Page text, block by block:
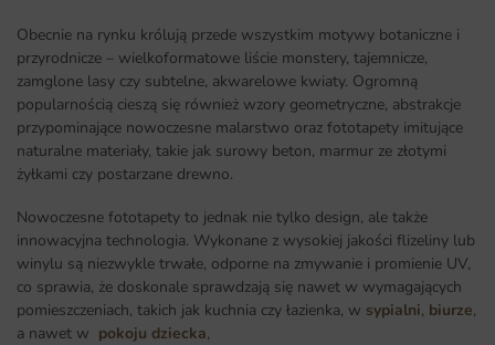
Obecnie na rynku królują przede wszystkim motywy botaniczne i
przyrodnicze – wielkoformatowe liście monstery, tajemnicze,
zamglone lasy czy subtelne, akwarelowe kwiaty. Ogromną
popularnością cieszą się również wzory geometryczne, abstrakcje
przypominające nowoczesne malarstwo oraz fototapety imitujące
naturalne materiały, takie jak surowy beton, marmur ze złotymi
żyłkami czy postarzane drewno.
Nowoczesne fototapety to jednak nie tylko design, ale także
innowacyjna technologia. Wykonane z wysokiej jakości flizeliny lub
winylu są niezwykle trwałe, odporne na zmywanie i promienie UV,
co sprawia, że doskonale sprawdzają się nawet w wymagających
pomieszczeniach, takich jak kuchnia czy łazienka, w sypialni, biurze,
a nawet w pokoju dziecka,